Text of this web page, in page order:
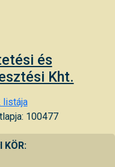
és
Kht.
listája
100477
KÖR: